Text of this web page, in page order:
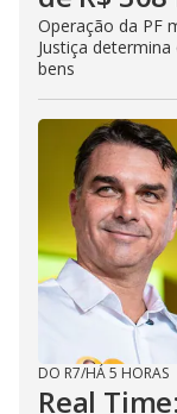
Operação da PF
Justiça
bens
DO R7/HÁ 5 HORAS
Real